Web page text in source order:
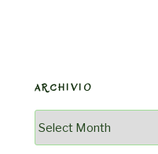
ARCHIVIO
Archivio